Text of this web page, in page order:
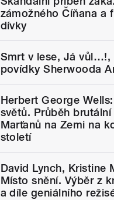
zámožného Číňana a
dívky
Smrt v lese, Já vůl…!,
povídky Sherwooda
Herbert George
světů. Průběh brutální
Marťanů na Zemi na
století
David Lynch, Kristine
Místo snění. Výběr z
a díle geniálního